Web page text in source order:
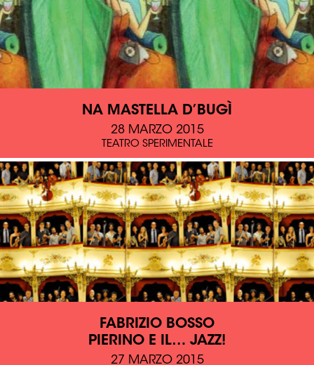
NA MASTELLA D’BUGÌ
28 MARZO 2015
TEATRO SPERIMENTALE
FABRIZIO BOSSO
PIERINO E IL… JAZZ!
27 MARZO 2015